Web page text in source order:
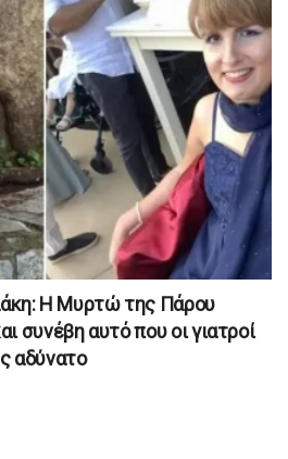
Η Μυρτώ της Πάρου
συνέβη αυτό που οι γιατροί
αδύνατο